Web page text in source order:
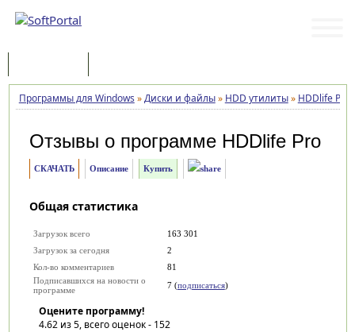
Программы для Windows »Диски и файлы» HDD утилиты» HDDlife Pro
Отзывы о программе HDDlife Pro
СКАЧАТЬ Описание Купить
Общая статистика
Загрузок всего
163 301
Загрузок за сегодня
2
Кол-во комментариев
81
Подписавшихся на новости о
программе
7 (подписаться)
Оцените программу!
4.62из 5, всего оценок - 152